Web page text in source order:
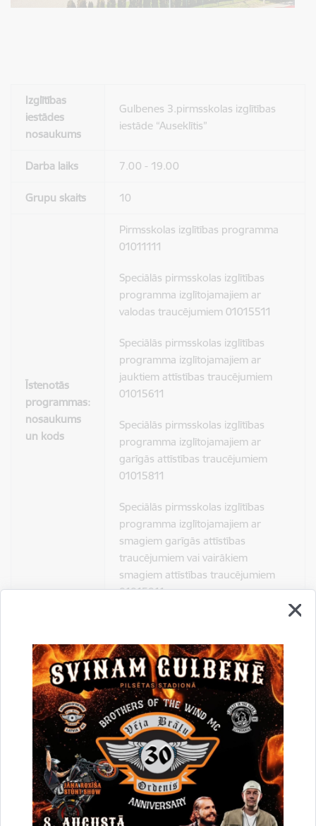
Izglītības
iestādes
nosaukums
Gulbenes 3.pirmsskolas izglītības
iestāde “Auseklītis”
Darba laiks 7.00 - 19.00
Grupu skaits 10
Īstenotās
programmas:
nosaukums
un kods
Pirmsskolas izglītības programma
01011111
Speciālās pirmsskolas izglītības
programma izglītojamajiem ar
valodas traucējumiem 01015511
Speciālās pirmsskolas izglītības
programma izglītojamajiem ar
jauktiem attīstības traucējumiem
01015611
Speciālās pirmsskolas izglītības
programma izglītojamajiem ar
garīgās attīstības traucējumiem
01015811
Speciālās pirmsskolas izglītības
programma izglītojamajiem ar
smagiem garīgās attīstības
traucējumiem vai vairākiem
smagiem attīstības traucējumiem
01015911
“Bērna intelektuālo spēju dzīves
prasmju sekmēšana sižetiskajās,
iztēles un dramatizāciju rotaļās”;
Atbalsta komanda:
Speciālās izglītības skolotājs, kurš
darbā pielieto Montesori metodi;
Logopēds, kurš darbā pielieto arī